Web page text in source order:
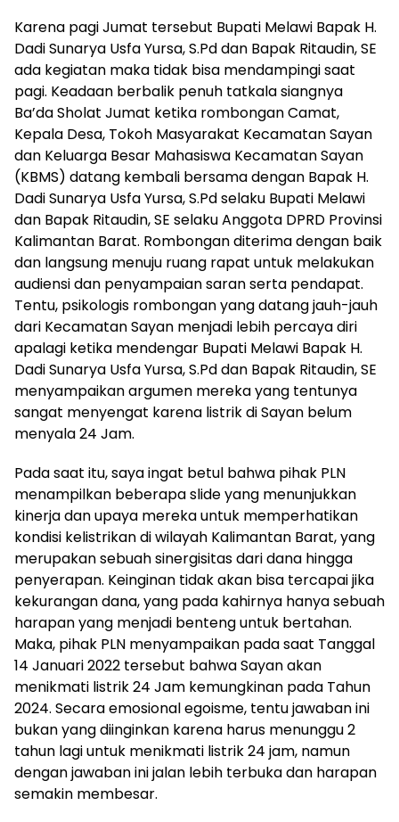
Karena pagi Jumat tersebut Bupati Melawi Bapak H.
Dadi Sunarya Usfa Yursa, S.Pd dan Bapak Ritaudin, SE
ada kegiatan maka tidak bisa mendampingi saat
pagi. Keadaan berbalik penuh tatkala siangnya
Ba’da Sholat Jumat ketika rombongan Camat,
Kepala Desa, Tokoh Masyarakat Kecamatan Sayan
dan Keluarga Besar Mahasiswa Kecamatan Sayan
(KBMS) datang kembali bersama dengan Bapak H.
Dadi Sunarya Usfa Yursa, S.Pd selaku Bupati Melawi
dan Bapak Ritaudin, SE selaku Anggota DPRD Provinsi
Kalimantan Barat. Rombongan diterima dengan baik
dan langsung menuju ruang rapat untuk melakukan
audiensi dan penyampaian saran serta pendapat.
Tentu, psikologis rombongan yang datang jauh-jauh
dari Kecamatan Sayan menjadi lebih percaya diri
apalagi ketika mendengar Bupati Melawi Bapak H.
Dadi Sunarya Usfa Yursa, S.Pd dan Bapak Ritaudin, SE
menyampaikan argumen mereka yang tentunya
sangat menyengat karena listrik di Sayan belum
menyala 24 Jam.
Pada saat itu, saya ingat betul bahwa pihak PLN
menampilkan beberapa slide yang menunjukkan
kinerja dan upaya mereka untuk memperhatikan
kondisi kelistrikan di wilayah Kalimantan Barat, yang
merupakan sebuah sinergisitas dari dana hingga
penyerapan. Keinginan tidak akan bisa tercapai jika
kekurangan dana, yang pada kahirnya hanya sebuah
harapan yang menjadi benteng untuk bertahan.
Maka, pihak PLN menyampaikan pada saat Tanggal
14 Januari 2022 tersebut bahwa Sayan akan
menikmati listrik 24 Jam kemungkinan pada Tahun
2024. Secara emosional egoisme, tentu jawaban ini
bukan yang diinginkan karena harus menunggu 2
tahun lagi untuk menikmati listrik 24 jam, namun
dengan jawaban ini jalan lebih terbuka dan harapan
semakin membesar.